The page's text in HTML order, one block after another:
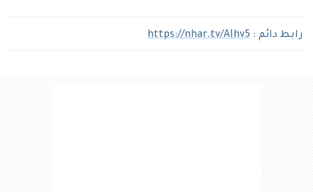
رابط دائم : https://nhar.tv/AIhv5